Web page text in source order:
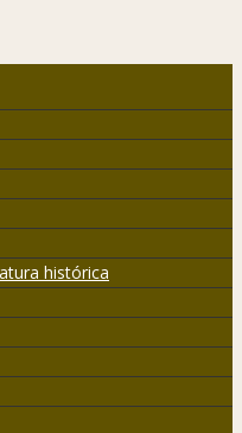
histórica